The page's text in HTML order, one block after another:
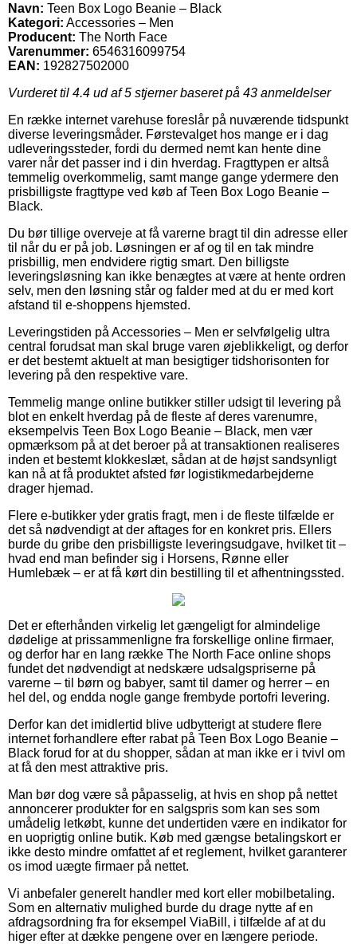
Navn: Teen Box Logo Beanie – Black
Kategori: Accessories – Men
Producent: The North Face
Varenummer: 6546316099754
EAN: 192827502000
Vurderet til 4.4 ud af 5 stjerner baseret på 43 anmeldelser
En række internet varehuse foreslår på nuværende tidspunkt
diverse leveringsmåder. Førstevalget hos mange er i dag
udleveringssteder, fordi du dermed nemt kan hente dine
varer når det passer ind i din hverdag. Fragttypen er altså
temmelig overkommelig, samt mange gange ydermere den
prisbilligste fragttype ved køb af Teen Box Logo Beanie –
Black.
Du bør tillige overveje at få varerne bragt til din adresse eller
til når du er på job. Løsningen er af og til en tak mindre
prisbillig, men endvidere rigtig smart. Den billigste
leveringsløsning kan ikke benægtes at være at hente ordren
selv, men den løsning står og falder med at du er med kort
afstand til e-shoppens hjemsted.
Leveringstiden på Accessories – Men er selvfølgelig ultra
central forudsat man skal bruge varen øjeblikkeligt, og derfor
er det bestemt aktuelt at man besigtiger tidshorisonten for
levering på den respektive vare.
Temmelig mange online butikker stiller udsigt til levering på
blot en enkelt hverdag på de fleste af deres varenumre,
eksempelvis Teen Box Logo Beanie – Black, men vær
opmærksom på at det beroer på at transaktionen realiseres
inden et bestemt klokkeslæt, sådan at de højst sandsynligt
kan nå at få produktet afsted før logistikmedarbejderne
drager hjemad.
Flere e-butikker yder gratis fragt, men i de fleste tilfælde er
det så nødvendigt at der aftages for en konkret pris. Ellers
burde du gribe den prisbilligste leveringsudgave, hvilket tit –
hvad end man befinder sig i Horsens, Rønne eller
Humlebæk – er at få kørt din bestilling til et afhentningssted.
Det er efterhånden virkelig let gængeligt for almindelige
dødelige at prissammenligne fra forskellige online firmaer,
og derfor har en lang række The North Face online shops
fundet det nødvendigt at nedskære udsalgspriserne på
varerne – til børn og babyer, samt til damer og herrer – en
hel del, og endda nogle gange frembyde portofri levering.
Derfor kan det imidlertid blive udbytterigt at studere flere
internet forhandlere efter rabat på Teen Box Logo Beanie –
Black forud for at du shopper, sådan at man ikke er i tvivl om
at få den mest attraktive pris.
Man bør dog være så påpasselig, at hvis en shop på nettet
annoncerer produkter for en salgspris som kan ses som
umådelig letkøbt, kunne det undertiden være en indikator for
en uoprigtig online butik. Køb med gængse betalingskort er
ikke desto mindre omfattet af et reglement, hvilket garanterer
os imod uægte firmaer på nettet.
Vi anbefaler generelt handler med kort eller mobilbetaling.
Som en alternativ mulighed burde du drage nytte af en
afdragsordning fra for eksempel ViaBill, i tilfælde af at du
higer efter at dække pengene over en længere periode.